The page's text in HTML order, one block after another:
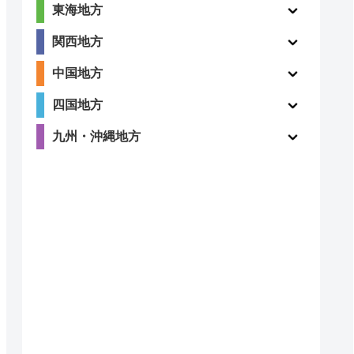
東海地方
関西地方
中国地方
四国地方
九州・沖縄地方